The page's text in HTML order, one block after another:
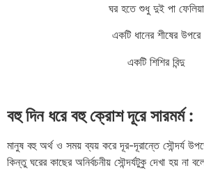
ঘর হতে শুধু দুই পা ফেলিয়া
একটি ধানের শীষের উপরে
একটি শিশির বিন্দু
বহু দিন ধরে বহু ক্রোশ দূরে সারমর্ম :
মানুষ বহু অর্থ ও সময় ব্যয় করে দূর-দূরান্তে সৌন্দর্য
কিন্তু ঘরের কাছের অনির্বচনীয় সৌন্দর্যটুকু দেখা হয় না